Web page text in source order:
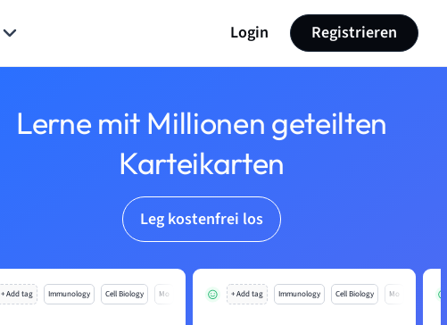
Login Registrieren
Lerne mit Millionen geteilten
Karteikarten
Leg kostenfrei los
+ Add tag Immunology Cell Biology Mo + Add tag Immunology Cell Biology Mo